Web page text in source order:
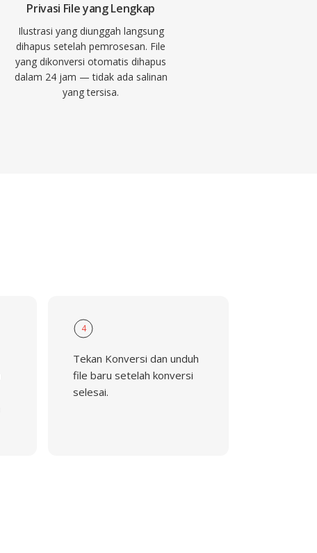
Privasi File yang Lengkap
Ilustrasi yang diunggah langsung
dihapus setelah pemrosesan. File
yang dikonversi otomatis dihapus
dalam 24 jam — tidak ada salinan
yang tersisa.
4
Tekan Konversi dan unduh
file baru setelah konversi
selesai.